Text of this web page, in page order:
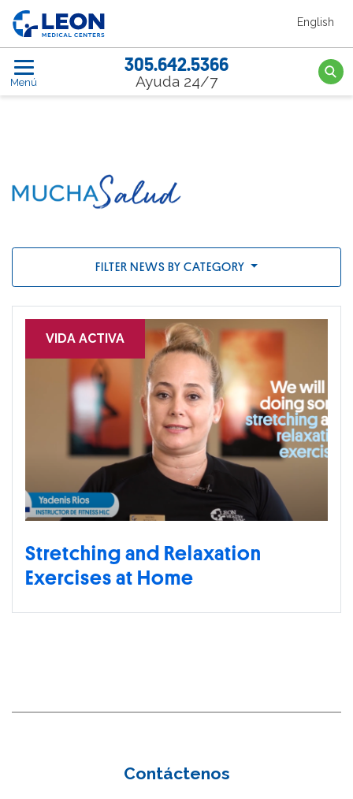
Saltar al contenido principal
English
LEON Medical Centers home link
Menú
305.642.5366
Ayuda 24/7
News
FILTER NEWS BY CATEGORY
VIDA ACTIVA
Stretching and Relaxation
Exercises at Home
Contáctenos